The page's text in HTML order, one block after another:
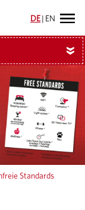
DE EN
»
Standards